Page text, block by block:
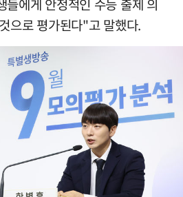
들에게 안정적인 수능 출제 의
으로 평가된다"고 말했다.